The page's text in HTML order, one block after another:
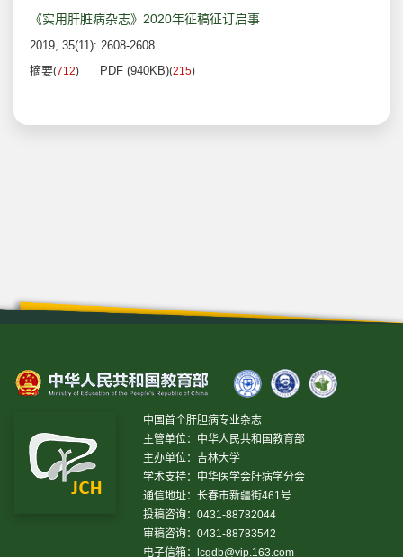
《实用肝脏病杂志》2020年征稿征订启事
2019, 35(11): 2608-2608.
摘要(712) PDF (940KB)(215)
中国首个肝胆病专业杂志
主管单位：中华人民共和国教育部
主办单位：吉林大学
学术支持：中华医学会肝病学分会
通信地址：长春市新疆街461号
投稿咨询：0431-88782044
审稿咨询：0431-88783542
电子信箱：
lcgdb@vip.163.com